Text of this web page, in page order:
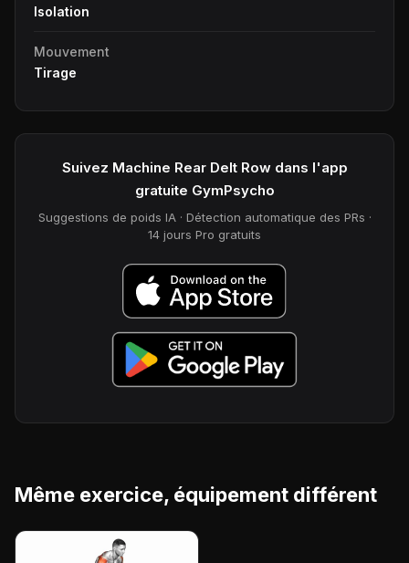
Isolation
Mouvement
Tirage
Suivez Machine Rear Delt Row dans l'app
gratuite GymPsycho
Suggestions de poids IA · Détection automatique des PRs ·
14 jours Pro gratuits
Même exercice, équipement différent